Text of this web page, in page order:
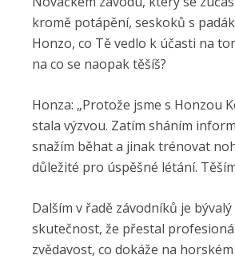
kromě potápění, seskoků s
Honzo, co Tě vedlo k účasti na
na co se naopak těšíš?
Honza: „Protože jsme s Honzou
stala výzvou. Zatím sháním
snažím běhat a jinak trénovat
důležité pro úspěšné létání.
Dalším v řadě závodníků je
skutečnost, že přestal
zvědavost, co dokáže na